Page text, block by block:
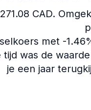
CAD.
met -
was de
je een jaar